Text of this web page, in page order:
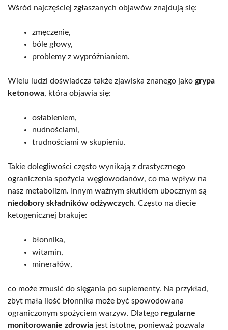
Wśród najczęściej zgłaszanych objawów znajdują się:
zmęczenie,
bóle głowy,
problemy z wypróżnianiem.
Wielu ludzi doświadcza także zjawiska znanego jako grypa
ketonowa, która objawia się:
osłabieniem,
nudnościami,
trudnościami w skupieniu.
Takie dolegliwości często wynikają z drastycznego
ograniczenia spożycia węglowodanów, co ma wpływ na
nasz metabolizm. Innym ważnym skutkiem ubocznym są
niedobory składników odżywczych. Często na diecie
ketogenicznej brakuje:
błonnika,
witamin,
minerałów,
co może zmusić do sięgania po suplementy. Na przykład,
zbyt mała ilość błonnika może być spowodowana
ograniczonym spożyciem warzyw. Dlatego regularne
monitorowanie zdrowia jest istotne, ponieważ pozwala